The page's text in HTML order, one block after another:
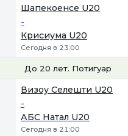
Шапекоенсе U20
-
Крисиума U20
Сегодня в 23:00
До 20 лет. Потигуар
Визоу Селешти U20
-
АБС Натал U20
Сегодня в 21:00